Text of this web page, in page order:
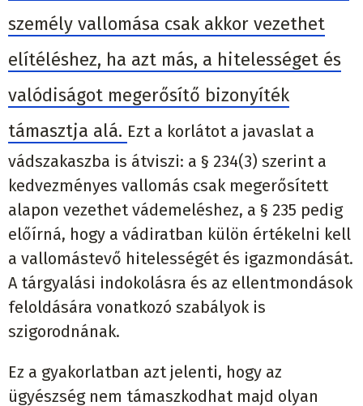
személy vallomása csak akkor vezethet
elítéléshez, ha azt más, a hitelességet és
valódiságot megerősítő bizonyíték
támasztja alá. Ezt a korlátot a javaslat a
vádszakaszba is átviszi: a § 234(3) szerint a
kedvezményes vallomás csak megerősített
alapon vezethet vádemeléshez, a § 235 pedig
előírná, hogy a vádiratban külön értékelni kell
a vallomástevő hitelességét és igazmondását.
A tárgyalási indokolásra és az ellentmondások
feloldására vonatkozó szabályok is
szigorodnának.
Ez a gyakorlatban azt jelenti, hogy az
ügyészség nem támaszkodhat majd olyan